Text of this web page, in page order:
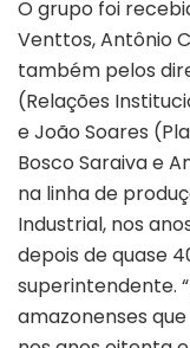
O grupo foi
Venttos, Antônio
também pelos
(Relações
e João Soares
Bosco Saraiva e
na linha de
Industrial, nos
depois de quase
superintendente.
amazonenses